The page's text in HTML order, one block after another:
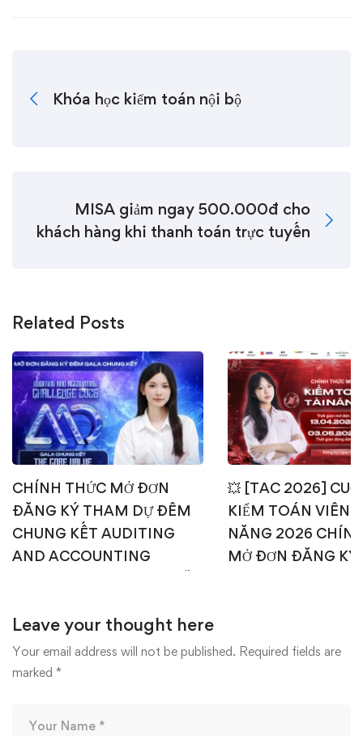
Khóa học kiểm toán nội bộ
MISA giảm ngay 500.000đ cho
khách hàng khi thanh toán trực tuyến
Related Posts
CHÍNH THỨC MỞ ĐƠN
ĐĂNG KÝ THAM DỰ ĐÊM
CHUNG KẾT AUDITING
AND ACCOUNTING
CAO NHẤT? 🎉🏆
22/04/2026
💥 [TAC 2026]
KIỂM TOÁN VIÊN
NĂNG 2026
MỞ ĐƠN ĐĂNG KÝ
Leave your thought here
Your email address will not be published. Required fields are
marked *